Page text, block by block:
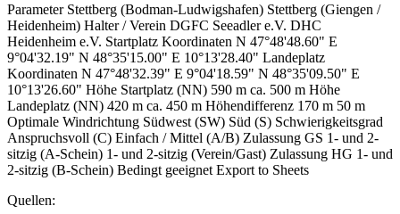
Parameter Stettberg (Bodman-Ludwigshafen) Stettberg (Giengen /
Heidenheim) Halter / Verein DGFC Seeadler e.V. DHC
Heidenheim e.V. Startplatz Koordinaten N 47°48'48.60" E
9°04'32.19" N 48°35'15.00" E 10°13'28.40" Landeplatz
Koordinaten N 47°48'32.39" E 9°04'18.59" N 48°35'09.50" E
10°13'26.60" Höhe Startplatz (NN) 590 m ca. 500 m Höhe
Landeplatz (NN) 420 m ca. 450 m Höhendifferenz 170 m 50 m
Optimale Windrichtung Südwest (SW) Süd (S) Schwierigkeitsgrad
Anspruchsvoll (C) Einfach / Mittel (A/B) Zulassung GS 1- und 2-
sitzig (A-Schein) 1- und 2-sitzig (Verein/Gast) Zulassung HG 1- und
2-sitzig (B-Schein) Bedingt geeignet Export to Sheets
Quellen: